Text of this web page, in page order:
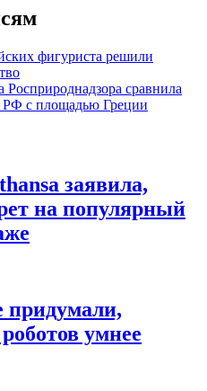
фигуриста решили
Росприроднадзора сравнила
РФ с площадью Греции
заявила,
на популярный
придумали,
умнее